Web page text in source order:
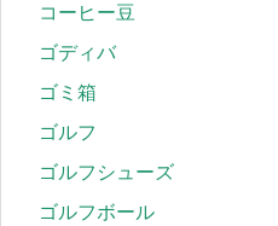
コーヒー豆
ゴディバ
ゴミ箱
ゴルフ
ゴルフシューズ
ゴルフボール